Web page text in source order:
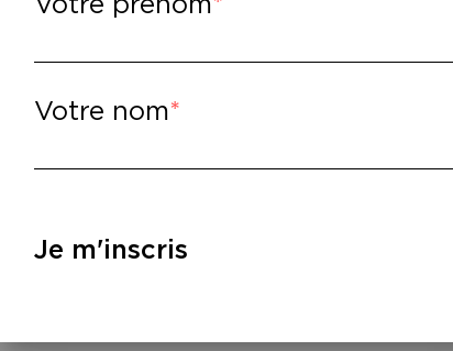
d’une sculpture monumentale. Il
est incapable d’aimer la vie. Il
assassiner par sa belle-fille Violaine.
dont l’identité sexuelle
héritier, lui léguant ainsi l’immeuble
est emporté, et Paul reste seul,
métamorphose. Paul est alors
venir, un soir, s’installer dans la
Combet,
Votre nom
Je m'inscris